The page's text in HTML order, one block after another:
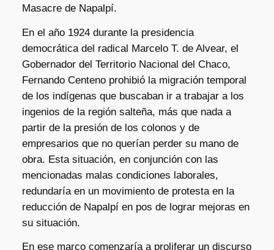
Masacre de Napalpí.
En el año 1924 durante la presidencia
democrática del radical Marcelo T. de Alvear, el
Gobernador del Territorio Nacional del Chaco,
Fernando Centeno prohibió la migración temporal
de los indígenas que buscaban ir a trabajar a los
ingenios de la región salteña, más que nada a
partir de la presión de los colonos y de
empresarios que no querían perder su mano de
obra. Esta situación, en conjunción con las
mencionadas malas condiciones laborales,
redundaría en un movimiento de protesta en la
reducción de Napalpí en pos de lograr mejoras en
su situación.
En ese marco comenzaría a proliferar un discurso